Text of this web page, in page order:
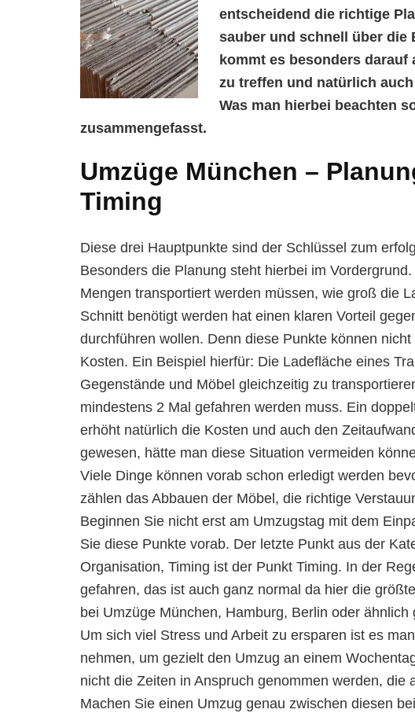
entscheidend die richtige
sauber und schnell über die
kommt es besonders
zu treffen und natürlich
Was man hierbei beachten
zusammengefasst.
Umzüge München –
Timing
Diese drei Hauptpunkte sind der Schlüssel zum
Besonders die Planung steht hierbei im
Mengen transportiert werden müssen, wie groß die
Schnitt benötigt werden hat einen klaren Vorteil
durchführen wollen. Denn diese Punkte können
Kosten. Ein Beispiel hierfür: Die Ladefläche eines
Gegenstände und Möbel gleichzeitig zu
mindestens 2 Mal gefahren werden muss. Ein
erhöht natürlich die Kosten und auch den
gewesen, hätte man diese Situation vermeiden
Viele Dinge können vorab schon erledigt werden
zählen das Abbauen der Möbel, die richtige
Beginnen Sie nicht erst am Umzugstag mit dem
Sie diese Punkte vorab. Der letzte Punkt aus der
Organisation, Timing ist der Punkt Timing. In der
gefahren, das ist auch ganz normal da hier die
bei Umzüge München, Hamburg, Berlin oder
Um sich viel Stress und Arbeit zu ersparen ist es
nehmen, um gezielt den Umzug an einem
nicht die Zeiten in Anspruch genommen werden, die
Machen Sie einen Umzug genau zwischen diesen